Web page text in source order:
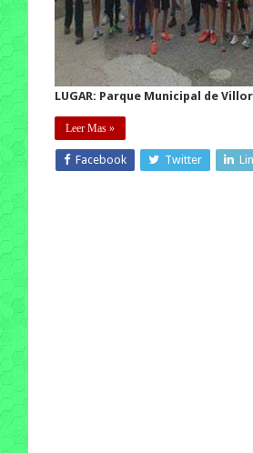
LUGAR: Parque Municipal de
Leer Mas »
Facebook Twitter